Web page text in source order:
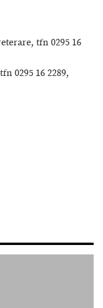
tfn 0295 16
0295 16 2289,